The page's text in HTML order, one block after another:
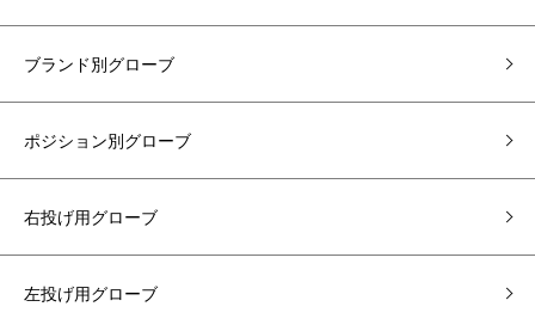
ブランド別グローブ
ポジション別グローブ
右投げ用グローブ
左投げ用グローブ